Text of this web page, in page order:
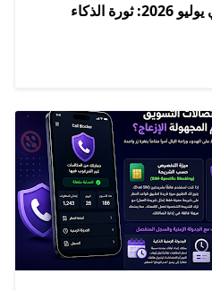
أبرز إعلانات التكنولوجيا في يوليو 2026: ثورة الذكاء